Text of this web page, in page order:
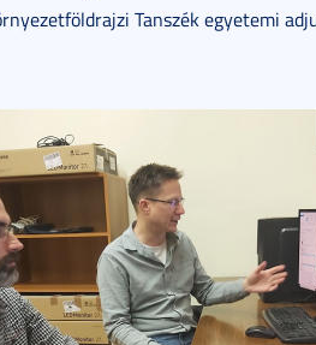
Tanszék egyetemi